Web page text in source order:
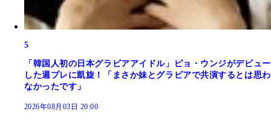
5
「韓国人初の日本グラビアアイドル」ピョ・ウンジがデビュー
した週プレに凱旋！「まさか妹とグラビアで共演するとは思わ
なかったです」
2026年08月03日 20:00